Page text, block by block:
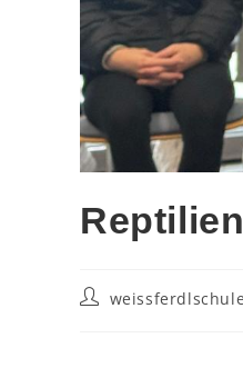
weissferdlschule